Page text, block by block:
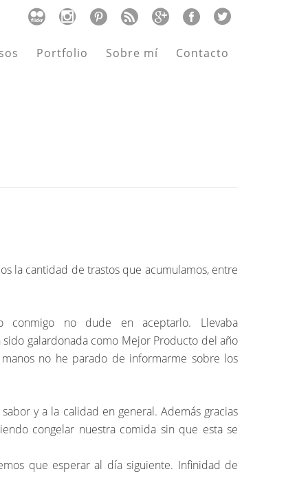
Portfolio Sobre mí Contacto
la cantidad de trastos que acumulamos, entre
no dude en aceptarlo. Llevaba
sido galardonada como Mejor Producto del año
no he parado de informarme sobre los
y a la calidad en general. Además gracias
congelar nuestra comida sin que esta se
que esperar al día siguiente. Infinidad de